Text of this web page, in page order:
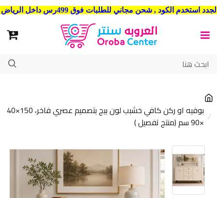
شحن مجاني للطلبات فوق 499رس داخل الرياض . وشحن الي جميع مدن المملكة العربية السعودية
بوفيه او ركن كافي خشبب لون بيج بتصميم عصري فاخر، 150×40
×90 سم (منتج تفصيل )